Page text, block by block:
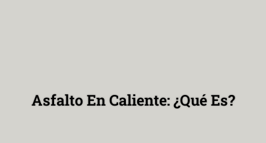
Asfalto En Caliente: ¿Qué Es?